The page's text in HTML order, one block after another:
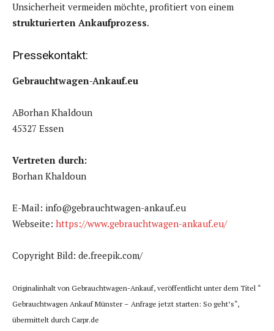
Unsicherheit vermeiden möchte, profitiert von einem
strukturierten Ankaufprozess.
Pressekontakt:
Gebrauchtwagen-Ankauf.eu
ABorhan Khaldoun
45327 Essen
Vertreten durch:
Borhan Khaldoun
E-Mail: info@gebrauchtwagen-ankauf.eu
Webseite: https://www.gebrauchtwagen-ankauf.eu/
Copyright Bild: de.freepik.com/
Originalinhalt von Gebrauchtwagen-Ankauf, veröffentlicht unter dem Titel “
Gebrauchtwagen Ankauf Münster – Anfrage jetzt starten: So geht’s“,
übermittelt durch Carpr.de